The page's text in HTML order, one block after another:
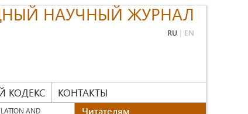
НАУЧНЫЙ ЖУРНАЛ
RU | EN
КОДЕКС КОНТАКТЫ
AND
Читателям